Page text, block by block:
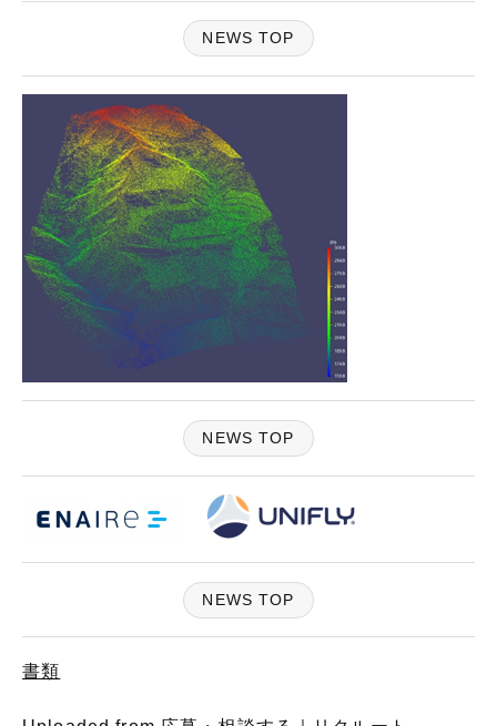
NEWS TOP
NEWS TOP
NEWS TOP
書類